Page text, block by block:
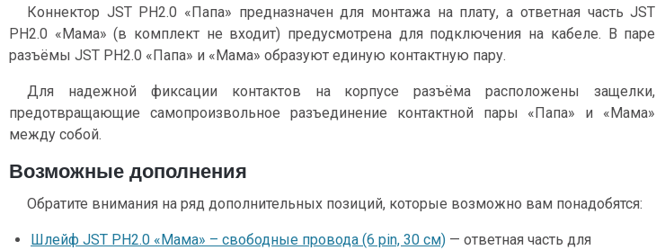
Коннектор JST PH2.0 «Папа» предназначен для монтажа на плату, а ответная часть JST
PH2.0 «Мама» (в комплект не входит) предусмотрена для подключения на кабеле. В паре
разъёмы JST PH2.0 «Папа» и «Мама» образуют единую контактную пару.
Для надежной фиксации контактов на корпусе разъёма расположены защелки,
предотвращающие самопроизвольное разъединение контактной пары «Папа» и «Мама»
между собой.
Возможные дополнения
Обратите внимания на ряд дополнительных позиций, которые возможно вам понадобятся:
Шлейф JST PH2.0 «Мама» – свободные провода (6 pin, 30 см) — ответная часть для